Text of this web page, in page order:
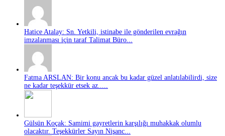
Hatice Atalay: Sn. Yetkili, istinabe ile gönderilen evrağın
imzalanması için taraf Talimat Büro...
Fatma ARSLAN: Bir konu ancak bu kadar güzel anlatılabilirdi, size
ne kadar teşekkür etsek az.....
Gülsün Koçak: Samimi gayretlerin karşılığı muhakkak olumlu
olacaktır. Teşekkürler Sayın Nişanc...